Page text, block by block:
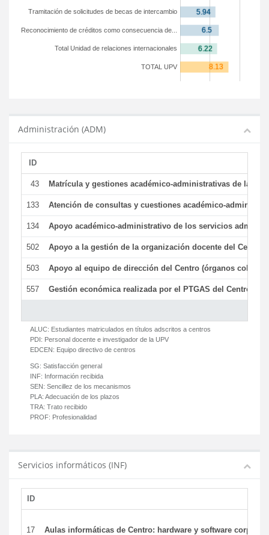
TOTAL UPV
Total Unidad de relaciones internacionales
Reconocimiento de créditos como consecuencia de...
Tramitación de solicitudes de becas de intercambio
Administración (ADM)
ID
43 Matrícula y gestiones académico-administrativas de la
133 Atención de consultas y cuestiones académico-
134 Apoyo académico-administrativo de los servicios
502 Apoyo a la gestión de la organización docente del Centro
503 Apoyo al equipo de dirección del Centro (órganos
557 Gestión económica realizada por el PTGAS del Centro
ALUC: Estudiantes matriculados en títulos adscritos a centros
PDI: Personal docente e investigador de la UPV
EDCEN: Equipo directivo de centros
SG: Satisfacción general
INF: Información recibida
SEN: Sencillez de los mecanismos
PLA: Adecuación de los plazos
TRA: Trato recibido
PROF: Profesionalidad
Servicios informáticos (INF)
ID
17 Aulas informáticas de Centro: hardware y software